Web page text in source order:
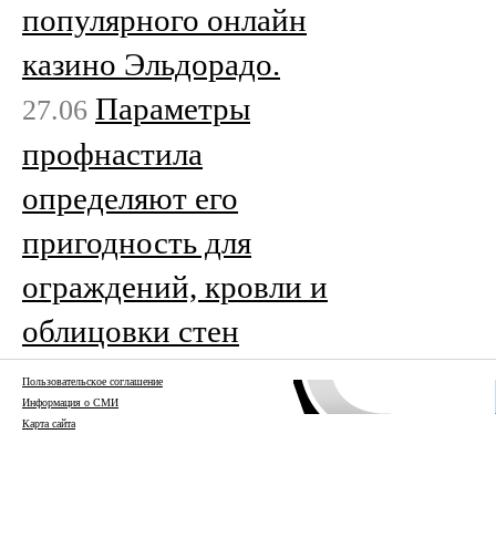
популярного онлайн
казино Эльдорадо.
27.06 Параметры
профнастила
определяют его
пригодность для
ограждений, кровли и
облицовки стен
Пользовательское соглашение
Информация о СМИ
Карта сайта